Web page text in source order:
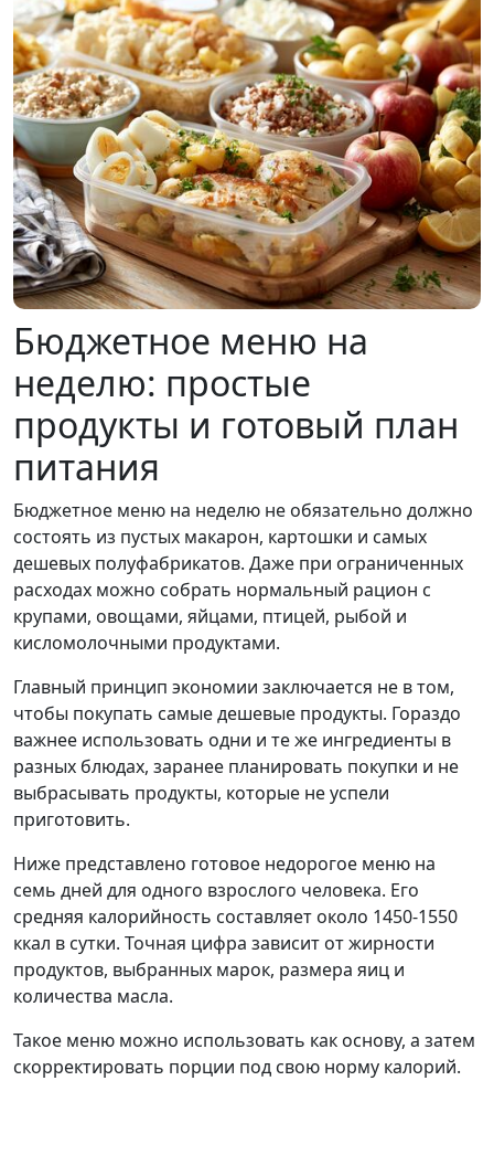
Бюджетное меню на
неделю: простые
продукты и готовый план
питания
Бюджетное меню на неделю не обязательно должно
состоять из пустых макарон, картошки и самых
дешевых полуфабрикатов. Даже при ограниченных
расходах можно собрать нормальный рацион с
крупами, овощами, яйцами, птицей, рыбой и
кисломолочными продуктами.
Главный принцип экономии заключается не в том,
чтобы покупать самые дешевые продукты. Гораздо
важнее использовать одни и те же ингредиенты в
разных блюдах, заранее планировать покупки и не
выбрасывать продукты, которые не успели
приготовить.
Ниже представлено готовое недорогое меню на
семь дней для одного взрослого человека. Его
средняя калорийность составляет около 1450-1550
ккал в сутки. Точная цифра зависит от жирности
продуктов, выбранных марок, размера яиц и
количества масла.
Такое меню можно использовать как основу, а затем
скорректировать порции под свою норму калорий.